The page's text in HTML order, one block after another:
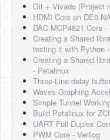
Git + Vivado (Project
HDMI Core on DE0-
DAC MCP4821 Core -
Creating a Shared
testing it with Python
Creating a Shared
- Petalinux
Three-Line delay
Waves Graphing
Simple Tunnel
Build Petalinux for
UART Full Duplex
PWM Core - Verilog